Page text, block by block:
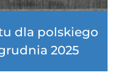
dla polskiego
2025